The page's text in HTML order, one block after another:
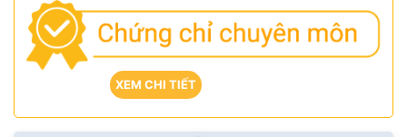
XEM CHI TIẾT